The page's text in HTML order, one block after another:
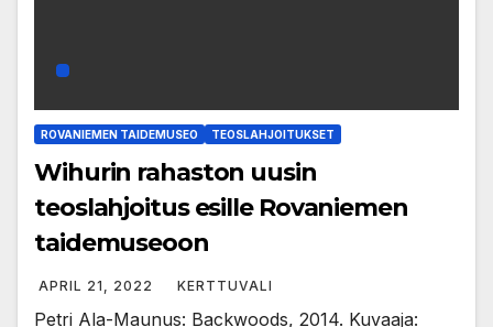
ROVANIEMEN TAIDEMUSEO TEOSLAHJOITUKSET
Wihurin rahaston uusin
teoslahjoitus esille Rovaniemen
taidemuseoon
APRIL 21, 2022 KERTTUVALI
Petri Ala-Maunus: Backwoods, 2014. Kuvaaja: